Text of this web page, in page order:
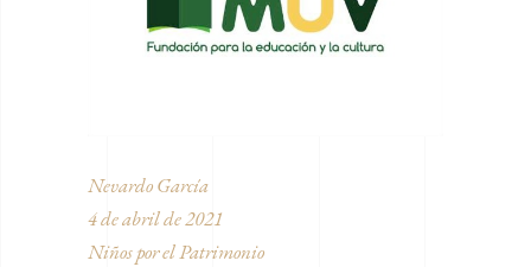
Nevardo García
4 de abril de 2021
Niños por el Patrimonio